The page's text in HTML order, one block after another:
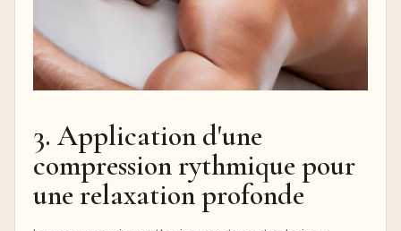
3. Application d'une
compression rythmique pour
une relaxation profonde